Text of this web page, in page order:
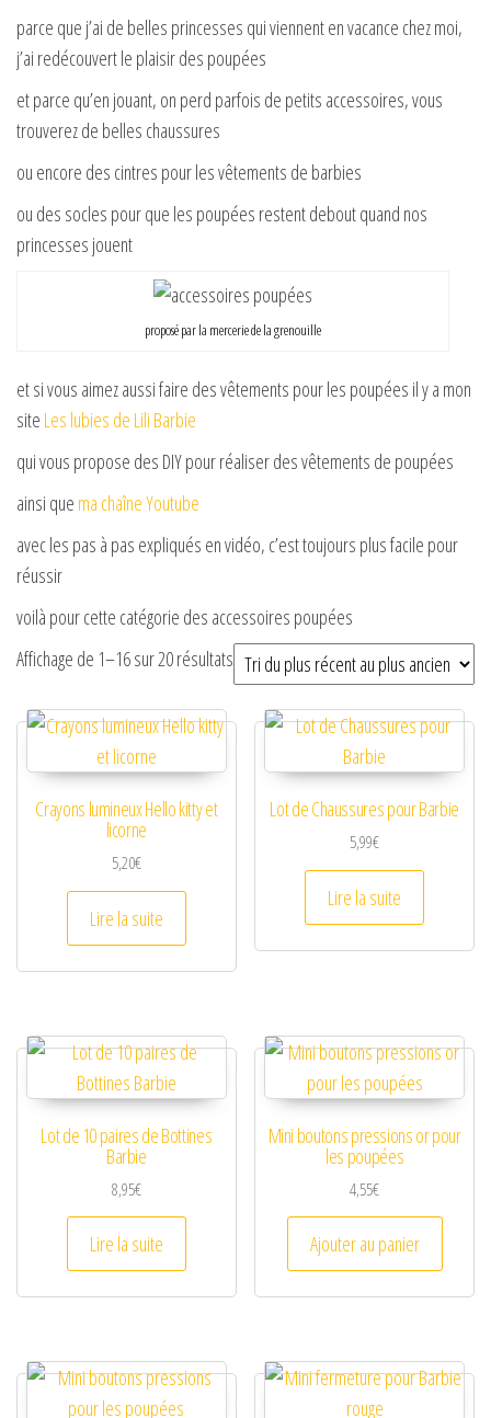
parce que j’ai de belles princesses qui viennent en vacance chez moi,
j’ai redécouvert le plaisir des poupées
et parce qu’en jouant, on perd parfois de petits accessoires, vous
trouverez de belles chaussures
ou encore des cintres pour les vêtements de barbies
ou des socles pour que les poupées restent debout quand nos
princesses jouent
proposé par la mercerie de la grenouille
et si vous aimez aussi faire des vêtements pour les poupées il y a mon
site Les lubies de Lili Barbie
qui vous propose des DIY pour réaliser des vêtements de poupées
ainsi que ma chaîne Youtube
avec les pas à pas expliqués en vidéo, c’est toujours plus facile pour
réussir
voilà pour cette catégorie des accessoires poupées
Affichage de 1–16 sur 20 résultats Trié du plus récent au plus ancien
Crayons lumineux Hello kitty et
licorne
5,20€
Lire la suite
Lot de Chaussures pour Barbie
5,99€
Lire la suite
Lot de 10 paires de Bottines
Barbie
8,95€
Lire la suite
Mini boutons pressions or pour
les poupées
4,55€
Ajouter au panier